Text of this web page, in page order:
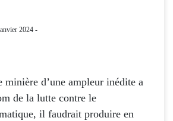
2024 -
minière d’une ampleur inédite a
de la lutte contre le
il faudrait produire en